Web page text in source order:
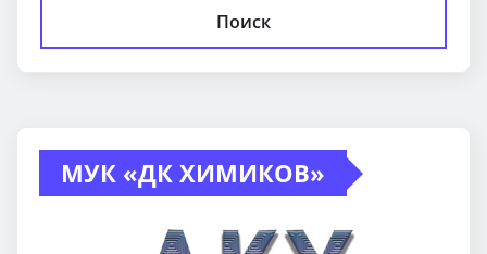
Поиск
МУК «ДК ХИМИКОВ»